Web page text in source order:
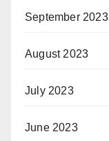
September 2023
August 2023
July 2023
June 2023